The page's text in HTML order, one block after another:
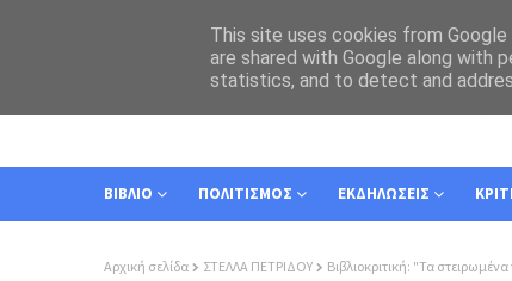
ΣΧΕΤΙΚΑ ΕΠΙΚΟΙΝΩΝΙΑ
ΒΙΒΛΙΟ ΠΟΛΙΤΙΣΜΟΣ ΕΚΔΗΛΩΣΕΙΣ
Αρχική σελίδα ΣΤΕΛΛΑ ΠΕΤΡΙΔΟΥ Βιβλιοκριτική: "Τα
This site uses cookies from
are shared with Google along with
statistics, and to detect and